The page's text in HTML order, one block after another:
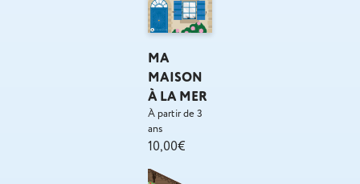
MA
MAISON
À LA MER
À partir de 3
ans
10,00€